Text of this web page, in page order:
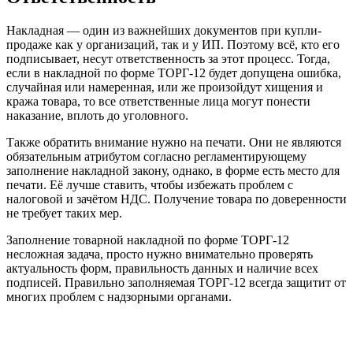
Накладная — один из важнейших документов при купли-
продаже как у организаций, так и у ИП. Поэтому всё, кто его
подписывает, несут ответственность за этот процесс. Тогда,
если в накладной по форме ТОРГ-12 будет допущена ошибка,
случайная или намеренная, или же произойдут хищения и
кража товара, то все ответственные лица могут понести
наказание, вплоть до уголовного.
Также обратить внимание нужно на печати. Они не являются
обязательным атрибутом согласно регламентирующему
заполнение накладной закону, однако, в форме есть место для
печати. Её лучше ставить, чтобы избежать проблем с
налоговой и зачётом НДС. Получение товара по доверенности
не требует таких мер.
Заполнение товарной накладной по форме ТОРГ-12
несложная задача, просто нужно внимательно проверять
актуальность форм, правильность данных и наличие всех
подписей. Правильно заполняемая ТОРГ-12 всегда защитит от
многих проблем с надзорными органами.